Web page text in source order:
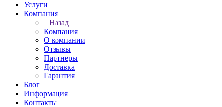
Услуги
Компания
Назад
Компания
О компании
Отзывы
Партнеры
Доставка
Гарантия
Блог
Информация
Контакты